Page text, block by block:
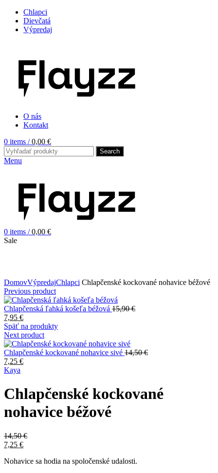
Chlapci
Dievčatá
Výpredaj
O nás
Kontakt
0 items / 0,00 €
Search
Menu
0 items / 0,00 €
Sale
DomovVýpredajChlapci Chlapčenské kockované nohavice béžové
Previous product
Chlapčenská ľahká košeľa béžová 15,90€
7,95 €
Späť na produkty
Next product
Chlapčenské kockované nohavice sivé 14,50€
7,25 €
Kaya
Chlapčenské kockované
nohavice béžové
14,50€
7,25 €
Nohavice sa hodia na spoločenské udalosti.